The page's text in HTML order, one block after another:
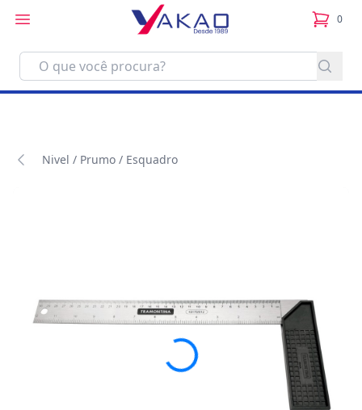
0
itens
Nivel / Prumo / Esquadro